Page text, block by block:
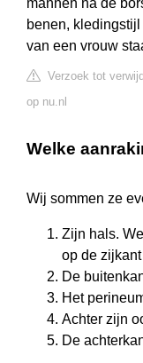
mannen na de
benen,
van een vrouw
Verzoek tot
op nu.nl
Welke
Wij sommen ze
Zijn hals.
op de
De
Het
Achter zijn
De